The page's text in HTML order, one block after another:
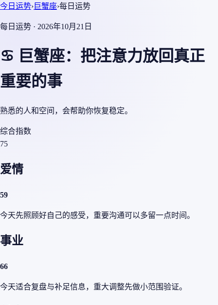
今日运势›巨蟹座›每日运势
每日运势 · 2026年10月21日
♋ 巨蟹座：把注意力放回真正
重要的事
熟悉的人和空间，会帮助你恢复稳定。
综合指数
75
爱情
59
今天先照顾好自己的感受，重要沟通可以多留一点时间。
事业
66
今天适合复盘与补足信息，重大调整先做小范围验证。